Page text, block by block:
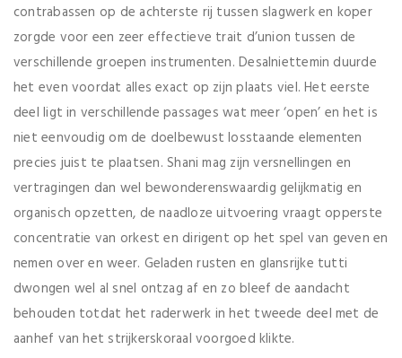
contrabassen op de achterste rij tussen slagwerk en koper
zorgde voor een zeer effectieve trait d’union tussen de
verschillende groepen instrumenten. Desalniettemin duurde
het even voordat alles exact op zijn plaats viel. Het eerste
deel ligt in verschillende passages wat meer ‘open’ en het is
niet eenvoudig om de doelbewust losstaande elementen
precies juist te plaatsen. Shani mag zijn versnellingen en
vertragingen dan wel bewonderenswaardig gelijkmatig en
organisch opzetten, de naadloze uitvoering vraagt opperste
concentratie van orkest en dirigent op het spel van geven en
nemen over en weer. Geladen rusten en glansrijke tutti
dwongen wel al snel ontzag af en zo bleef de aandacht
behouden totdat het raderwerk in het tweede deel met de
aanhef van het strijkerskoraal voorgoed klikte.